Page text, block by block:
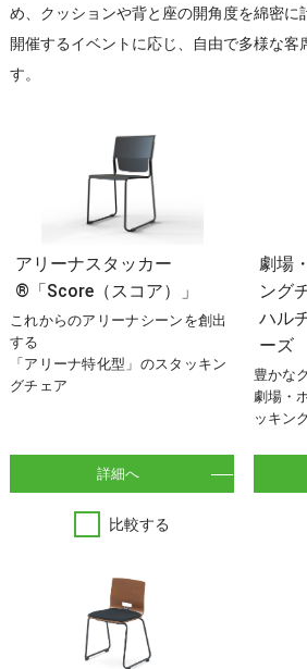
め、クッションや背と座の開角度を綿密に
開催するイベントに応じ、自由で多様な客
す。
アリーナスタッカー
®「Score（スコア）」
これからのアリーナシーンを創出
する
「アリーナ特化型」のスタッキン
グチェア
詳細へ
比較する
劇場
ング
ハル
ーズ
豊かな
劇場・
ッキン